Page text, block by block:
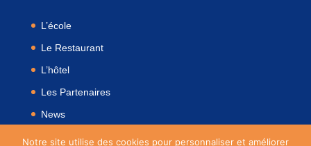
L’école
Le Restaurant
L’hôtel
Les Partenaires
News
Mentions Légales
Notre site utilise des cookies pour personnaliser et améliorer